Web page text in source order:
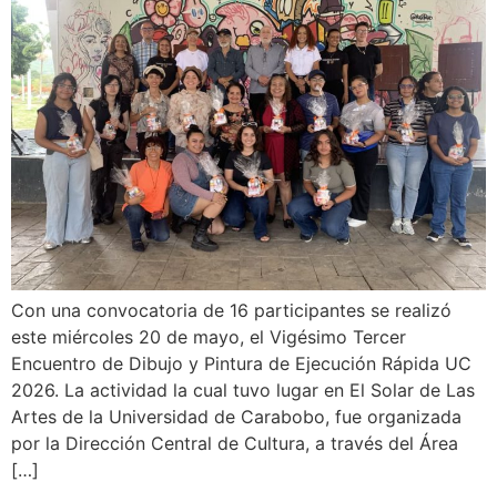
Con una convocatoria de 16 participantes se realizó
este miércoles 20 de mayo, el Vigésimo Tercer
Encuentro de Dibujo y Pintura de Ejecución Rápida UC
2026. La actividad la cual tuvo lugar en El Solar de Las
Artes de la Universidad de Carabobo, fue organizada
por la Dirección Central de Cultura, a través del Área
[…]